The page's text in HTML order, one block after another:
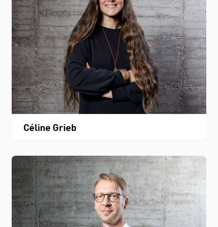
Céline Grieb